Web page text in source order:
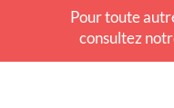
Pour toute
consultez